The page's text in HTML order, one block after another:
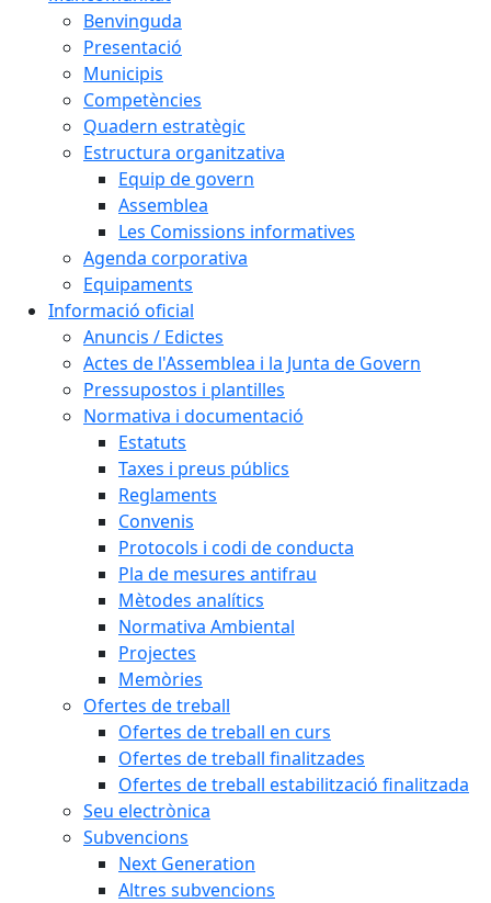
Benvinguda
Presentació
Municipis
Competències
Quadern estratègic
Estructura organitzativa
Equip de govern
Assemblea
Les Comissions informatives
Agenda corporativa
Equipaments
Informació oficial
Anuncis / Edictes
Actes de l'Assemblea i la Junta de Govern
Pressupostos i plantilles
Normativa i documentació
Estatuts
Taxes i preus públics
Reglaments
Convenis
Protocols i codi de conducta
Pla de mesures antifrau
Mètodes analítics
Normativa Ambiental
Projectes
Memòries
Ofertes de treball
Ofertes de treball en curs
Ofertes de treball finalitzades
Ofertes de treball estabilització finalitzada
Seu electrònica
Subvencions
Next Generation
Altres subvencions